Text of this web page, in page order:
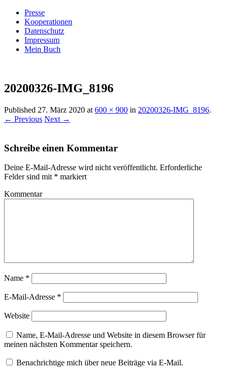
Presse
Kooperationen
Datenschutz
Impressum
Mein Buch
Villa König
20200326-IMG_8196
Published 27. März 2020 at 600 × 900 in 20200326-IMG_8196.
← Previous Next →
Schreibe einen Kommentar
Deine E-Mail-Adresse wird nicht veröffentlicht. Erforderliche
Felder sind mit * markiert
Kommentar
Name *
E-Mail-Adresse *
Website
Name, E-Mail-Adresse und Website in diesem Browser für
meinen nächsten Kommentar speichern.
Benachrichtige mich über neue Beiträge via E-Mail.